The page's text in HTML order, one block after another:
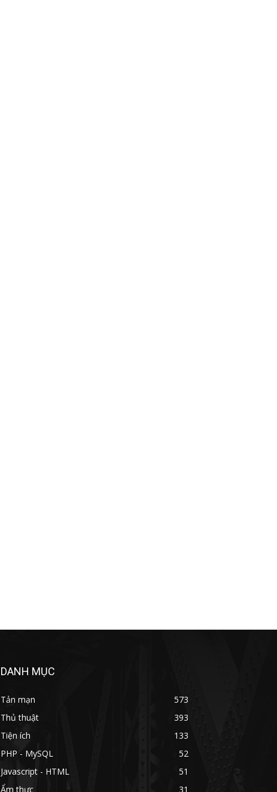
DANH MỤC
Tản mạn
573
Thủ thuật
393
Tiện ích
133
PHP - MySQL
52
Javascript - HTML
51
Ẩm thực
31